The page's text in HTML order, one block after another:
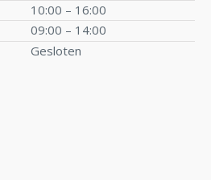
10:00 – 16:00
09:00 – 14:00
Gesloten